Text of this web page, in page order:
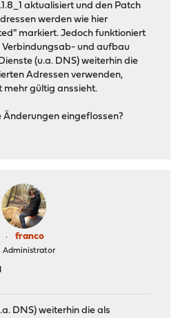
aktualisiert und den Patch
werden wie hier
markiert. Jedoch funktioniert
und aufbau
(u.a. DNS) weiterhin die
Adressen verwenden,
mehr gültig anssieht.
Änderungen eingeflossen?
franco
Administrator
DNS) weiterhin die als